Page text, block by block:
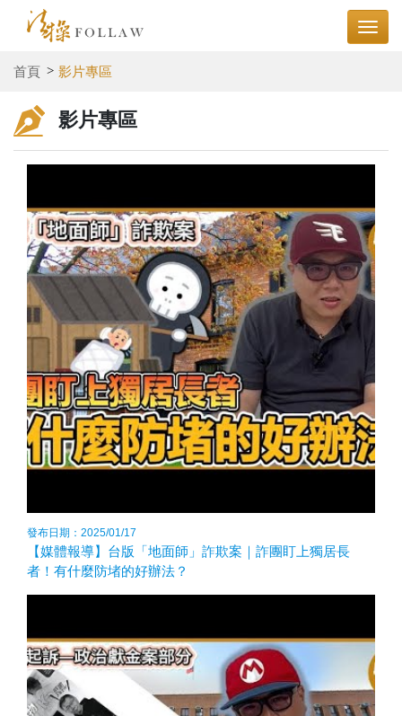
首頁 影片專區
影片專區
發布日期：2025/01/17
【媒體報導】台版「地面師」詐欺案｜詐團盯上獨居長
者！有什麼防堵的好辦法？